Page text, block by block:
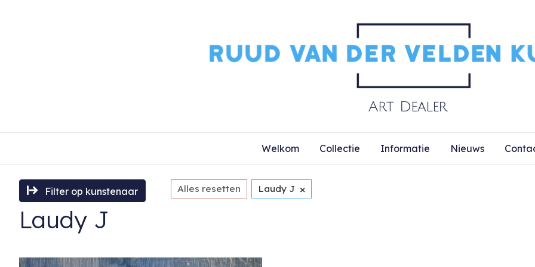
Welkom Collectie Informatie Nieuws
Filter op kunstenaar Alles resetten Laudy J ×
Laudy J